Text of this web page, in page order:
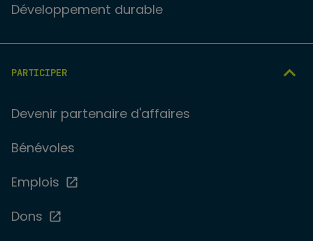
Développement durable
PARTICIPER
Devenir partenaire d'affaires
Bénévoles
Emplois
Dons